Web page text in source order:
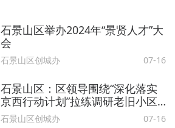
石景山区举办2024年“景贤人才”大
会
石景山区创城办 07-16
石景山区：区领导围绕“深化落实
京西行动计划”拉练调研老旧小区
改造进展情况
石景山区创城办 07-16